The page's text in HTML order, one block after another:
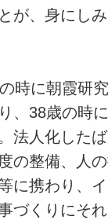
が、身にし
時に朝霞研
、38歳の時
法人化したば
の整備、人
に携わり、イ
づくりにそ